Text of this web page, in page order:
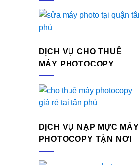
DỊCH VỤ CHO THUÊ
MÁY PHOTOCOPY
DỊCH VỤ NẠP MỰC MÁY
PHOTOCOPY TẬN NƠI